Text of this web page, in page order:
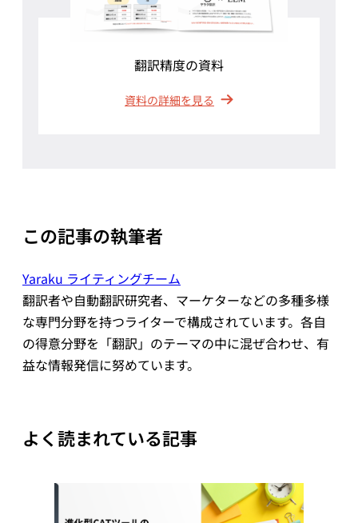
翻訳精度の資料
資料の詳細を見る
この記事の執筆者
Yaraku ライティングチーム
翻訳者や自動翻訳研究者、マーケターなどの多種多様
な専門分野を持つライターで構成されています。各自
の得意分野を「翻訳」のテーマの中に混ぜ合わせ、有
益な情報発信に努めています。
よく読まれている記事